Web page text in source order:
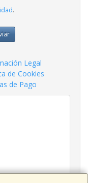
.
Legal
de Cookies
de Pago